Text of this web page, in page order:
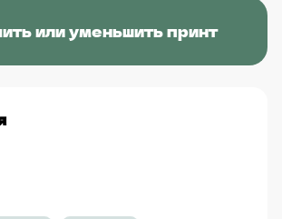
или уменьшить принт